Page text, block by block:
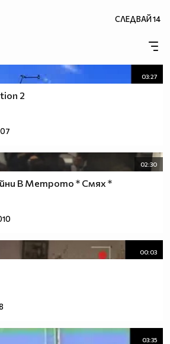
СЛЕДВАЙ14
03:27
2
02:30
В Метрото * Смях *
00:03
03:35